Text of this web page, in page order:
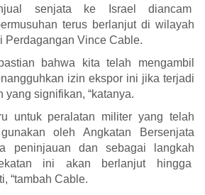
senjata ke Israel diancam
terus berlanjut di wilayah
Perdagangan Vince Cable.
bahwa kita telah mengambil
izin ekspor ini jika terjadi
yang signifikan, “katanya.
untuk peralatan militer yang telah
oleh Angkatan Bersenjata
peninjauan dan sebagai langkah
ini akan berlanjut hingga
“tambah Cable.